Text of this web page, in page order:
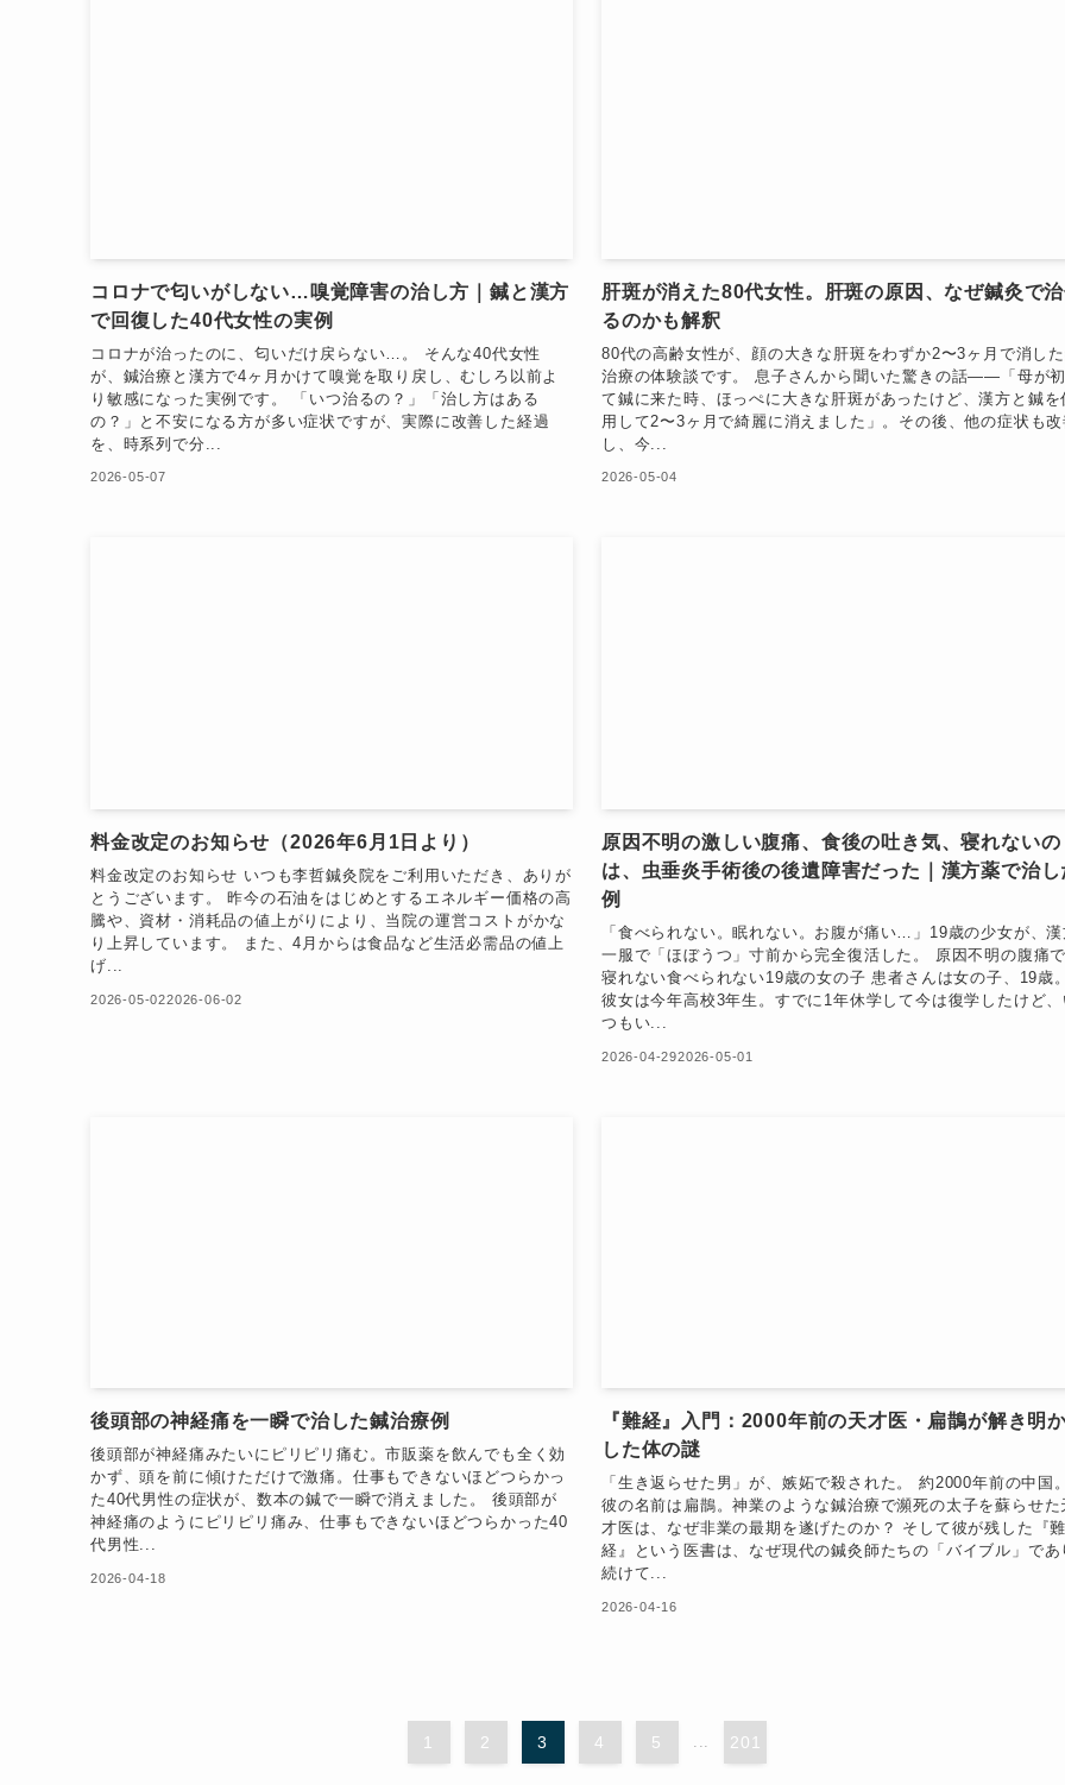
コロナで匂いがしない…嗅覚障害の治し方｜鍼と漢方
で回復した40代女性の実例
コロナが治ったのに、匂いだけ戻らない…。 そんな40代女性
が、鍼治療と漢方で4ヶ月かけて嗅覚を取り戻し、むしろ以前よ
り敏感になった実例です。 「いつ治るの？」「治し方はある
の？」と不安になる方が多い症状ですが、実際に改善した経過
を、時系列で分...
2026-05-07
肝斑が消えた80代女性。肝斑の原因、なぜ鍼灸で
るのかも解釈
80代の高齢女性が、顔の大きな肝斑をわずか2〜3ヶ月で消し
治療の体験談です。 息子さんから聞いた驚きの話——「母が
て鍼に来た時、ほっぺに大きな肝斑があったけど、漢方と鍼を
用して2〜3ヶ月で綺麗に消えました」。その後、他の症状も改
し、今...
2026-05-04
料金改定のお知らせ（2026年6月1日より）
料金改定のお知らせ いつも李哲鍼灸院をご利用いただき、ありが
とうございます。 昨今の石油をはじめとするエネルギー価格の高
騰や、資材・消耗品の値上がりにより、当院の運営コストがかな
り上昇しています。 また、4月からは食品など生活必需品の値上
げ...
2026-05-022026-06-02
原因不明の激しい腹痛、食後の吐き気、寝れないの
は、虫垂炎手術後の後遺障害だった｜漢方薬で治し
例
「食べられない。眠れない。お腹が痛い…」19歳の少女が、漢
一服で「ほぼうつ」寸前から完全復活した。 原因不明の腹痛で
寝れない食べられない19歳の女の子 患者さんは女の子、19歳。
彼女は今年高校3年生。すでに1年休学して今は復学したけど、
つもい...
2026-04-292026-05-01
後頭部の神経痛を一瞬で治した鍼治療例
後頭部が神経痛みたいにピリピリ痛む。市販薬を飲んでも全く効
かず、頭を前に傾けただけで激痛。仕事もできないほどつらかっ
た40代男性の症状が、数本の鍼で一瞬で消えました。 後頭部が
神経痛のようにピリピリ痛み、仕事もできないほどつらかった40
代男性...
2026-04-18
『難経』入門：2000年前の天才医・扁鵲が解き明
した体の謎
「生き返らせた男」が、嫉妬で殺された。 約2000年前の中国。
彼の名前は扁鵲。神業のような鍼治療で瀕死の太子を蘇らせた
才医は、なぜ非業の最期を遂げたのか？ そして彼が残した『難
経』という医書は、なぜ現代の鍼灸師たちの「バイブル」であ
続けて...
2026-04-16
1 2 3 4 5 201